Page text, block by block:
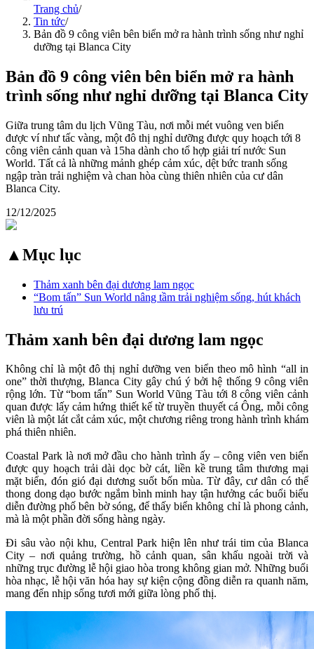
Trang chủ/
Tin tức/
Bản đồ 9 công viên bên biển mở ra hành trình sống như nghỉ
dưỡng tại Blanca City
Bản đồ 9 công viên bên biển mở ra hành
trình sống như nghỉ dưỡng tại Blanca City
Giữa trung tâm du lịch Vũng Tàu, nơi mỗi mét vuông ven biển
được ví như tấc vàng, một đô thị nghỉ dưỡng được quy hoạch tới 8
công viên cảnh quan và 15ha dành cho tổ hợp giải trí nước Sun
World. Tất cả là những mảnh ghép cảm xúc, dệt bức tranh sống
ngập tràn trải nghiệm và chan hòa cùng thiên nhiên của cư dân
Blanca City.
12/12/2025
▲Mục lục
Thảm xanh bên đại dương lam ngọc
“Bom tấn” Sun World nâng tầm trải nghiệm sống, hút khách
lưu trú
Thảm xanh bên đại dương lam ngọc
Không chỉ là một đô thị nghỉ dưỡng ven biển theo mô hình “all in
one” thời thượng, Blanca City gây chú ý bởi hệ thống 9 công viên
rộng lớn. Từ “bom tấn” Sun World Vũng Tàu tới 8 công viên cảnh
quan được lấy cảm hứng thiết kế từ truyền thuyết cá Ông, mỗi công
viên là một lát cắt cảm xúc, một chương riêng trong hành trình khám
phá thiên nhiên.
Coastal Park là nơi mở đầu cho hành trình ấy – công viên ven biển
được quy hoạch trải dài dọc bờ cát, liền kề trung tâm thương mại
mặt biển, đón gió đại dương suốt bốn mùa. Từ đây, cư dân có thể
thong dong dạo bước ngắm bình minh hay tận hưởng các buổi biểu
diễn đường phố bên bờ sóng, để thấy biển không chỉ là phong cảnh,
mà là một phần đời sống hàng ngày.
Đi sâu vào nội khu, Central Park hiện lên như trái tim của Blanca
City – nơi quảng trường, hồ cảnh quan, sân khấu ngoài trời và
những trục đường lễ hội giao hòa trong không gian mở. Những buổi
hòa nhạc, lễ hội văn hóa hay sự kiện cộng đồng diễn ra quanh năm,
mang đến nhịp sống tươi mới giữa lòng phố thị.